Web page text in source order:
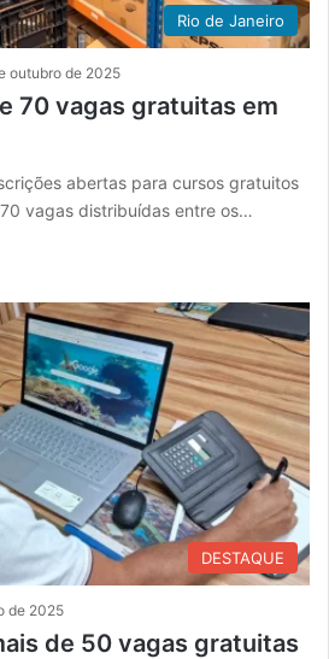
Rio de Janeiro
outubro de 2025
70 vagas gratuitas em
abertas para cursos gratuitos
vagas distribuídas entre os…
DESTAQUE
de 2025
de 50 vagas gratuitas